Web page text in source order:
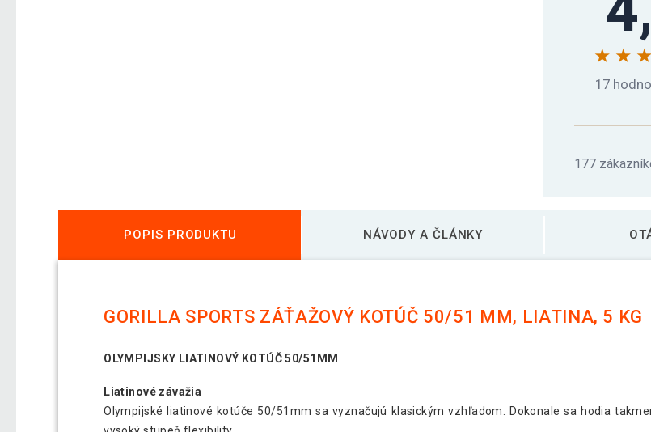
17
177
POPIS PRODUKTU NÁVODY A ČLÁNKY
GORILLA SPORTS ZÁŤAŽOVÝ KOTÚČ 50/51 MM, LIATINA, 5 KG
OLYMPIJSKY LIATINOVÝ KOTÚČ 50/51MM
Liatinové závažia
Olympijské liatinové kotúče 50/51mm sa vyznačujú klasickým vzhľadom. Dokonale sa hodia